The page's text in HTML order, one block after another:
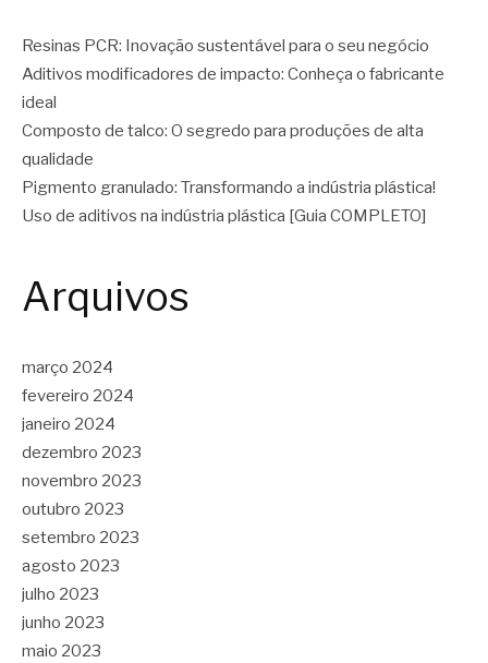
Resinas PCR: Inovação sustentável para o seu negócio
Aditivos modificadores de impacto: Conheça o fabricante
ideal
Composto de talco: O segredo para produções de alta
qualidade
Pigmento granulado: Transformando a indústria plástica!
Uso de aditivos na indústria plástica [Guia COMPLETO]
Arquivos
março 2024
fevereiro 2024
janeiro 2024
dezembro 2023
novembro 2023
outubro 2023
setembro 2023
agosto 2023
julho 2023
junho 2023
maio 2023